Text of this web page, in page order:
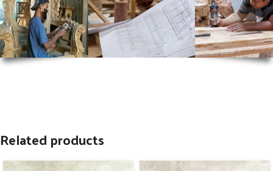
Related products